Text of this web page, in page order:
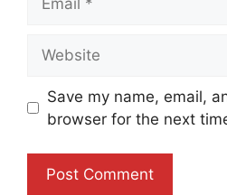
Save my name, email,
browser for the next